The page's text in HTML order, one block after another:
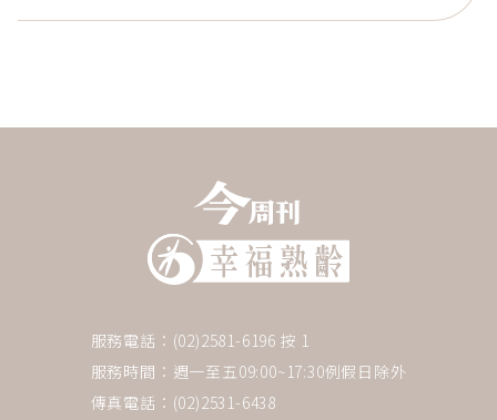
服務電話：(02)2581-6196 按 1
服務時間：週一至五09:00~17:30例假日除外
傳真電話：(02)2531-6438